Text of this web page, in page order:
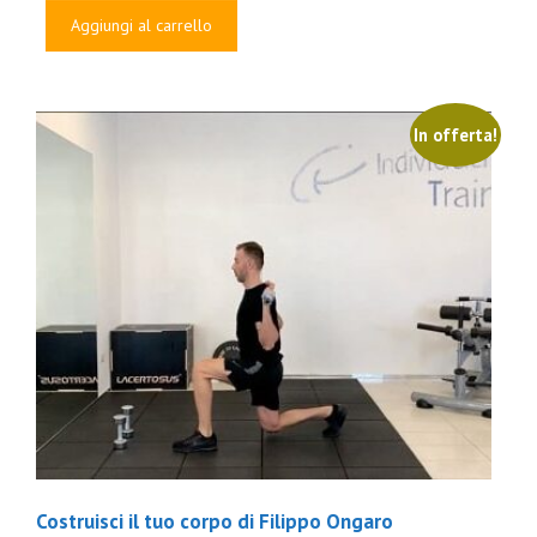
era:
è:
Aggiungi al carrello
In offerta!
Costruisci il tuo corpo di Filippo Ongaro